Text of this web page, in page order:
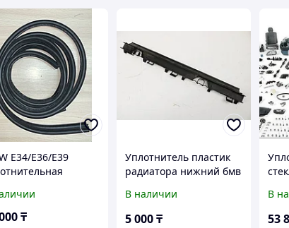
E34/E36/E39
новая
₸
Уплотнитель пластик
радиатора нижний бмв
17111436245 17 11 1
436 245
В наличии
5 000₸
В
53